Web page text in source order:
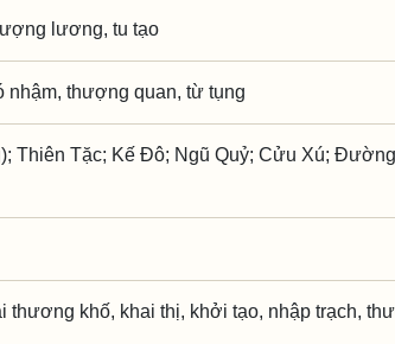
lương, tu tạo
nhậm, thượng quan, từ tụng
Thiên Tặc; Kế Đô; Ngũ Quỷ; Cửu Xú;
thương khố, khai thị, khởi tạo, nhập trạch,